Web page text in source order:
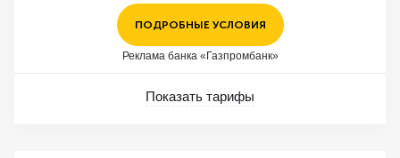
ПОДРОБНЫЕ УСЛОВИЯ
Реклама банка «Газпромбанк»
Показать тарифы